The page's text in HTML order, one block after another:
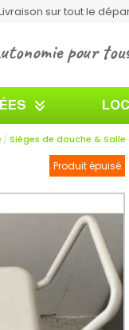
sur tout le
pour
Sièges de douche & Salle
Produit épuisé